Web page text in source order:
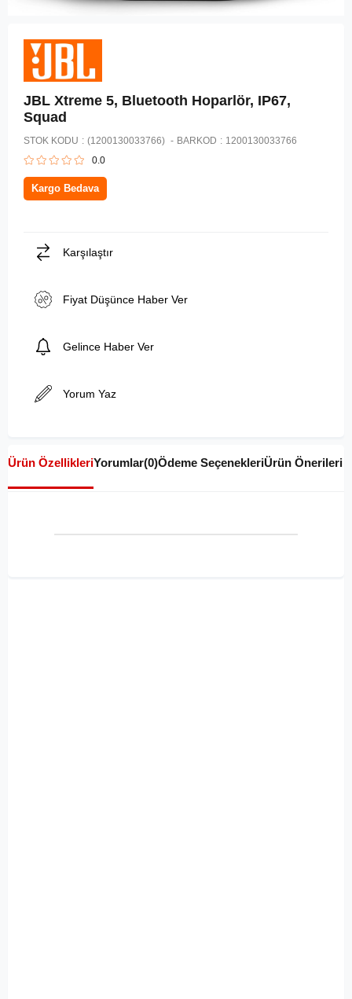
JBL Xtreme 5, Bluetooth Hoparlör, IP67,
Squad
STOK KODU (1200130033766) BARKOD : 1200130033766
0.0
Kargo Bedava
Karşılaştır
Fiyat Düşünce Haber Ver
Gelince Haber Ver
Yorum Yaz
Ürün ÖzellikleriYorumlar(0)Ödeme SeçenekleriÜrün Önerileri